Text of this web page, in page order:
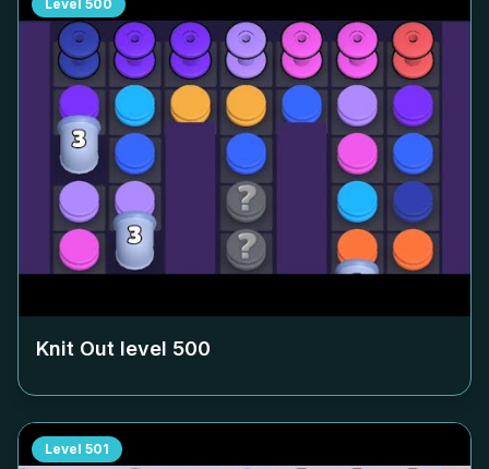
Level 500
Knit Out level 500
Level 501